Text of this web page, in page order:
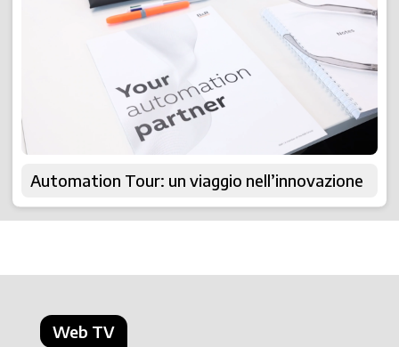
Automation Tour: un viaggio nell’innovazione
Web TV